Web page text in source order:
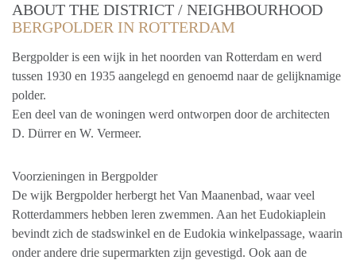
ABOUT THE DISTRICT / NEIGHBOURHOOD
BERGPOLDER IN ROTTERDAM
Bergpolder is een wijk in het noorden van Rotterdam en werd
tussen 1930 en 1935 aangelegd en genoemd naar de gelijknamige
polder.
Een deel van de woningen werd ontworpen door de architecten
D. Dürrer en W. Vermeer.
Voorzieningen in Bergpolder
De wijk Bergpolder herbergt het Van Maanenbad, waar veel
Rotterdammers hebben leren zwemmen. Aan het Eudokiaplein
bevindt zich de stadswinkel en de Eudokia winkelpassage, waarin
onder andere drie supermarkten zijn gevestigd. Ook aan de